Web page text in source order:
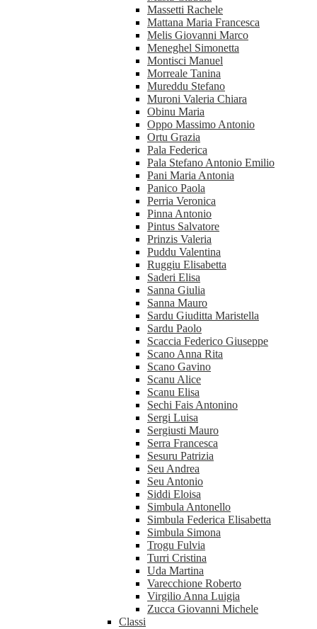
Massetti Rachele
Mattana Maria Francesca
Melis Giovanni Marco
Meneghel Simonetta
Montisci Manuel
Morreale Tanina
Mureddu Stefano
Muroni Valeria Chiara
Obinu Maria
Oppo Massimo Antonio
Ortu Grazia
Pala Federica
Pala Stefano Antonio Emilio
Pani Maria Antonia
Panico Paola
Perria Veronica
Pinna Antonio
Pintus Salvatore
Prinzis Valeria
Puddu Valentina
Ruggiu Elisabetta
Saderi Elisa
Sanna Giulia
Sanna Mauro
Sardu Giuditta Maristella
Sardu Paolo
Scaccia Federico Giuseppe
Scano Anna Rita
Scano Gavino
Scanu Alice
Scanu Elisa
Sechi Fais Antonino
Sergi Luisa
Sergiusti Mauro
Serra Francesca
Sesuru Patrizia
Seu Andrea
Seu Antonio
Siddi Eloisa
Simbula Antonello
Simbula Federica Elisabetta
Simbula Simona
Trogu Fulvia
Turri Cristina
Uda Martina
Varecchione Roberto
Virgilio Anna Luigia
Zucca Giovanni Michele
Classi